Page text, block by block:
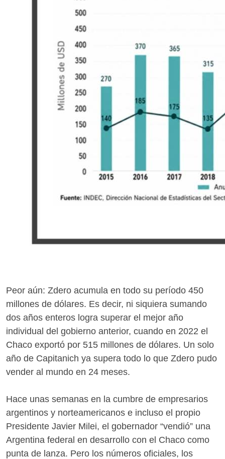
Peor aún: Zdero acumula en todo su período 450
millones de dólares. Es decir, ni siquiera sumando
dos años enteros logra superar el mejor año
individual del gobierno anterior, cuando en 2022 el
Chaco exportó por 515 millones de dólares. Un solo
año de Capitanich ya supera todo lo que Zdero pudo
vender al mundo en 24 meses.
Hace unas semanas en la cumbre de empresarios
argentinos y norteamericanos e incluso el propio
Presidente Javier Milei, el gobernador “vendió” una
Argentina federal en desarrollo con el Chaco como
punta de lanza. Pero los números oficiales, los